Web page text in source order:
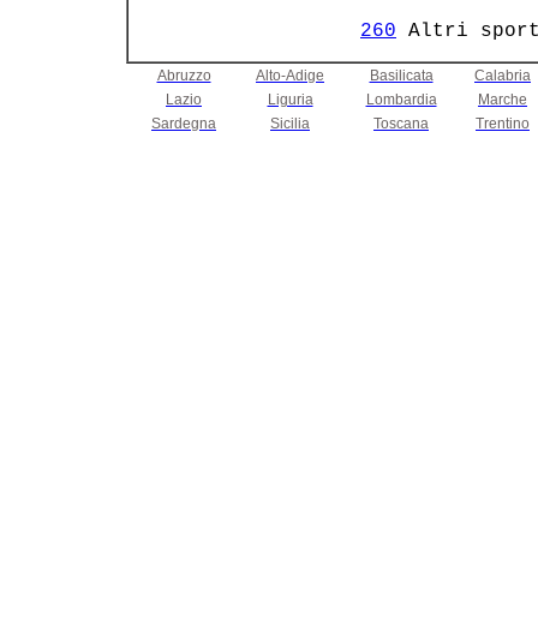
260 Altri
Abruzzo Alto-Adige Basilicata
Calabria
Lazio
Liguria Lombardia
Marche
Sardegna
Sicilia Toscana Trentino